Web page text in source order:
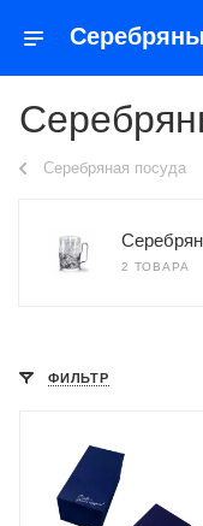
Серебряная посуда
2 ТОВАРА
ФИЛЬТР